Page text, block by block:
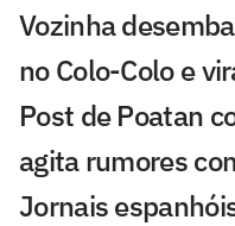
Vozinha
no Colo-Colo e
Post de Poatan
agita rumores
Jornais